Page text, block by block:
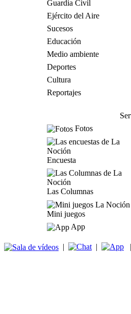
Guardia Civil
Ejército del Aire
Sucesos
Educación
Medio ambiente
Deportes
Cultura
Reportajes
Fotos
Encuesta
Las Columnas
Mini juegos
App
| |